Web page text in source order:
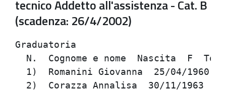
tecnico Addetto all'assistenza - Cat. B
(scadenza: 26/4/2002)
Graduatoria                                                                     
  N.  Cognome e nome  Nascita  F  Totale/100                                    
  1)  Romanini Giovanna  25/04/1960  1  89,060                                  
  2)  Corazza Annalisa  30/11/1963    79,620                                    
  3)  Campana Antonella  16/07/1964  1  79,010                                  
  4)  Braghin Rita  05/04/1959    78,850                                        
  5)  Merlini Giulietta  20/12/1949    78,710                                   
  6)  Pozzati Gabriela  25/02/1951    78,630                                    
  7)  Barbieri Rita  14/06/1963  1  78,325                                      
  8)  Ferro Laura  06/10/1961  2  77,470                                        
  9)  Munari Michelangelo  02/12/1968    76,530                                 
  10)  Massarenti Angela  08/05/1966    76,500                                  
  11)  Merotto Stefania  23/09/1966    76,320                                   
  12)  Buzzoni Rita  09/08/1961  2  75,990                                      
  13)  Ercolini Gabriella  20/05/1958    75,100                                 
  14)  Farinelli Marica  09/06/1968    74,780                                   
  15)  Palli Laura  07/10/1956  1  74,150                                       
  16)  Coatti Sonia  06/05/1971    74,080                                       
  17)  Raimondi Roberta  08/08/1962  1  73,880                                  
  18)  Cavalieri Foschini Donatella  17/11/1959  2  73,760                      
  19)  Proietti Anna Rita  25/05/1958  2  73,220                                
  20)  Sacchiero Raffaela  28/07/1957    73,220                                 
  21)  Cezza Fernanda  20/04/1954  2  73,110                                    
  22)  Toschi Tiziana  26/02/1956  1  73,110                                    
  23)  Polmonari Sandra  15/10/1966  1  72,280                                  
  24)  Turazzi Graziana  23/05/1956    72,260                                   
  25)  Gioso Monica  31/10/1965    71,780                                       
  26)  Frignani Andrea  16/10/1960  2  71,650                                   
  27)  Camattari Armanda  19/07/1951  2  71,560                                 
  28)  Mangherini Maura  17/03/1968  1  71,510                                  
  29)  Ferioli Marzia  17/08/1963  3  70,870                                    
  30)  Cavalieri Ornella  05/12/1961    70,810                                  
  31)  Mangolini Fabia  07/04/1963  1  70,524                                   
  32)  Scalambra Simonetta  01/08/1963  1  70,430                               
  33)  Capellari Gabriella  24/04/1966    70,410                                
  34)  Meletti Cosetta  10/05/1954  1  70,400                                   
  35)  Biolcati Rinaldi Lorella  12/06/1960  2  69,425                          
  36)  Crepaldi Natascia  27/02/1975    69,380                                  
  37)  Mignani Donatella  27/08/1957  2  69,270                                 
  38)  Orioli Sandra  19/10/1957  1  69,210                                     
  39)  Bottoni Paola  13/01/1965  1  69,200                                     
  40)  Banani Maria Cristina  01/10/1963    68,840                              
  41)  Bersanetti Isabella  21/08/1970    68,550                                
  42)  Passarella Silvana  01/02/1970    67,640                                 
  43)  Bonora Leonarda  16/06/1958    67,210                                    
  44)  Garbellini Mariagrazia  10/09/1967    67,120                             
  45)  Masieri Daniela  14/03/1975  1  67,000                                   
  46)  Migliorini Marilena  04/12/1960    66,730                                
  47)  Marretta Dorotea  20/02/1954  1  66,660                                  
  48)  Medini Ilda  09/12/1960    66,500                                        
  49)  Brini Marco  14/02/1968    66,495                                        
  50)  Alberti Ingrid  01/01/1976    66,340                                     
  51)  Felletti Enrica  01/03/1968    66,310                                    
  52)  Salmi Donatella  15/05/1961  1  66,260                                   
  53)  Menegatti Paola  18/07/1958    66,200                                    
  54)  Cavallaro Stefania  01/07/1977    66,000